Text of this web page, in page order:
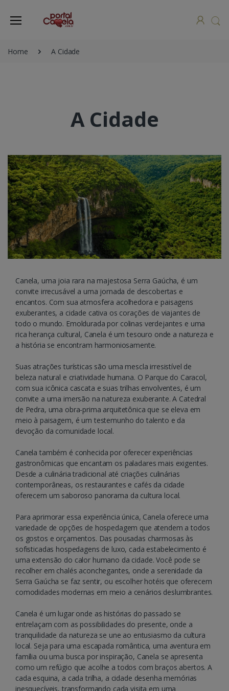
Home A Cidade
A Cidade
Canela, uma joia rara na majestosa Serra Gaúcha, é um
convite irrecusável a uma jornada de descobertas e
encantos. Com sua atmosfera acolhedora e paisagens
exuberantes, a cidade cativa os corações de viajantes de
todo o mundo. Emoldurada por colinas verdejantes e uma
rica herança cultural, Canela é um tesouro onde a natureza e
a história se encontram harmoniosamente.
Suas atrações turísticas são uma mescla irresistível de
beleza natural e criatividade humana. O Parque do Caracol,
com sua icônica cascata e suas trilhas envolventes, é um
convite a uma imersão na natureza exuberante. A Catedral
de Pedra, uma obra-prima arquitetônica que se eleva em
meio à paisagem, é um testemunho do talento e da
devoção da comunidade local.
Canela também é conhecida por oferecer experiências
gastronômicas que encantam os paladares mais exigentes.
Desde a culinária tradicional até criações culinárias
contemporâneas, os restaurantes e cafés da cidade
oferecem um saboroso panorama da cultura local.
Para aprimorar essa experiência única, Canela oferece uma
variedade de opções de hospedagem que atendem a todos
os gostos e orçamentos. Das pousadas charmosas às
sofisticadas hospedagens de luxo, cada estabelecimento é
uma extensão do calor humano da cidade. Você pode se
recolher em chalés aconchegantes, onde a serenidade da
Serra Gaúcha se faz sentir, ou escolher hotéis que oferecem
comodidades modernas em meio a cenários deslumbrantes.
Canela é um lugar onde as histórias do passado se
entrelaçam com as possibilidades do presente, onde a
tranquilidade da natureza se une ao entusiasmo da cultura
local. Seja para uma escapada romântica, uma aventura em
família ou uma busca por inspiração, Canela se apresenta
como um refúgio que acolhe a todos com braços abertos. A
cada esquina, a cada trilha, a cidade desenha memórias
inesquecíveis, transformando cada visita em uma